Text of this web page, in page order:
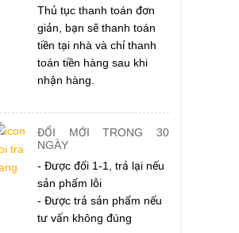
Thủ tục thanh toán đơn
giản, bạn sẽ thanh toán
tiền tại nhà và chỉ thanh
toán tiền hàng sau khi
nhận hàng.
ĐỔI MỚI TRONG 30
NGÀY
- Được đổi 1-1, trả lại nếu
sản phẩm lỗi
- Được trả sản phẩm nếu
tư vấn không đúng